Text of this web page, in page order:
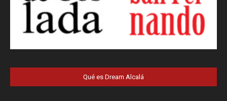
Qué es Dream Alcalá